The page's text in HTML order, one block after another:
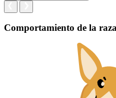
Comportamiento de la